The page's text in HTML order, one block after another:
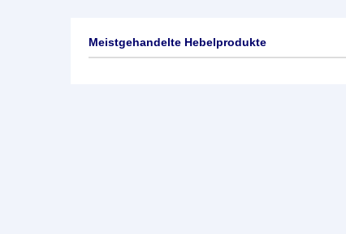
Meistgehandelte Hebelprodukte